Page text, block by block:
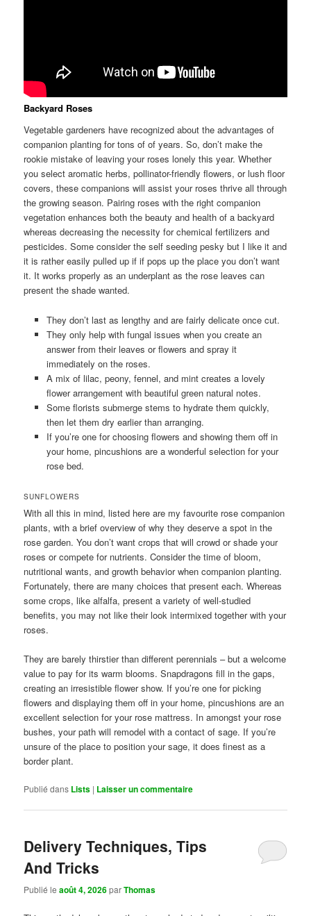
Backyard Roses
Vegetable gardeners have recognized about the advantages of
companion planting for tons of of years. So, don’t make the
rookie mistake of leaving your roses lonely this year. Whether
you select aromatic herbs, pollinator-friendly flowers, or lush floor
covers, these companions will assist your roses thrive all through
the growing season. Pairing roses with the right companion
vegetation enhances both the beauty and health of a backyard
whereas decreasing the necessity for chemical fertilizers and
pesticides. Some consider the self seeding pesky but I like it and
it is rather easily pulled up if if pops up the place you don’t want
it. It works properly as an underplant as the rose leaves can
present the shade wanted.
They don’t last as lengthy and are fairly delicate once cut.
They only help with fungal issues when you create an
answer from their leaves or flowers and spray it
immediately on the roses.
A mix of lilac, peony, fennel, and mint creates a lovely
flower arrangement with beautiful green natural notes.
Some florists submerge stems to hydrate them quickly,
then let them dry earlier than arranging.
If you’re one for choosing flowers and showing them off in
your home, pincushions are a wonderful selection for your
rose bed.
SUNFLOWERS
With all this in mind, listed here are my favourite rose companion
plants, with a brief overview of why they deserve a spot in the
rose garden. You don’t want crops that will crowd or shade your
roses or compete for nutrients. Consider the time of bloom,
nutritional wants, and growth behavior when companion planting.
Fortunately, there are many choices that present each. Whereas
some crops, like alfalfa, present a variety of well-studied
benefits, you may not like their look intermixed together with your
roses.
They are barely thirstier than different perennials – but a welcome
value to pay for its warm blooms. Snapdragons fill in the gaps,
creating an irresistible flower show. If you’re one for picking
flowers and displaying them off in your home, pincushions are an
excellent selection for your rose mattress. In amongst your rose
bushes, your path will remodel with a contact of sage. If you’re
unsure of the place to position your sage, it does finest as a
border plant.
Publié dans Lists | Laisser un commentaire
Delivery Techniques, Tips
And Tricks
Publié leaoût 4, 2026parThomas